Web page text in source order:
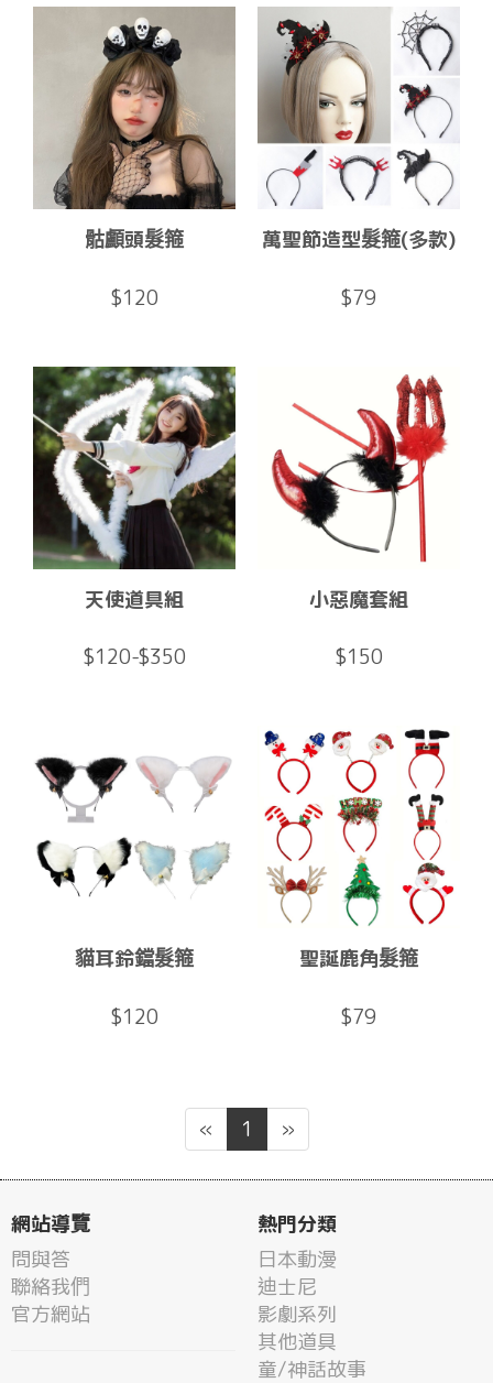
骷顱頭髮箍
$120
萬聖節造型髮箍(多款)
$79
天使道具組
$120-$350
小惡魔套組
$150
貓耳鈴鐺髮箍
$120
聖誕鹿角髮箍
$79
« 1 »
網站導覽
問與答
聯絡我們
官方網站
熱門分類
日本動漫
迪士尼
影劇系列
其他道具
童/神話故事